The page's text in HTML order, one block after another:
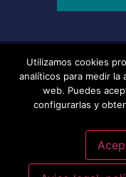
© Centro
Universidad Pablo de
privacidad, uso de
–
Utilizamos cookies
analíticos para medir la
web. Puedes
configurarlas y